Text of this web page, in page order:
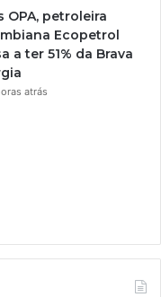
OPA, petroleira
Ecopetrol
a ter 51% da Brava
atrás